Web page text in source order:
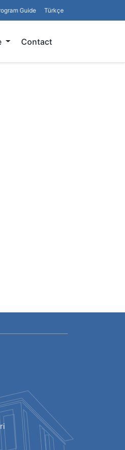
Guide Türkçe
Contact